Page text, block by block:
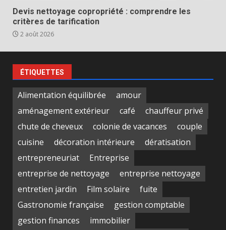
Devis nettoyage copropriété : comprendre les
critères de tarification
2 août 2026
ÉTIQUETTES
Alimentation équilibrée
amour
aménagement extérieur
café
chauffeur privé
chute de cheveux
colonie de vacances
couple
cuisine
décoration intérieure
dératisation
entrepreneuriat
Entreprise
entreprise de nettoyage
entreprise nettoyage
entretien jardin
Film solaire
fuite
Gastronomie française
gestion comptable
gestion finances
immobilier